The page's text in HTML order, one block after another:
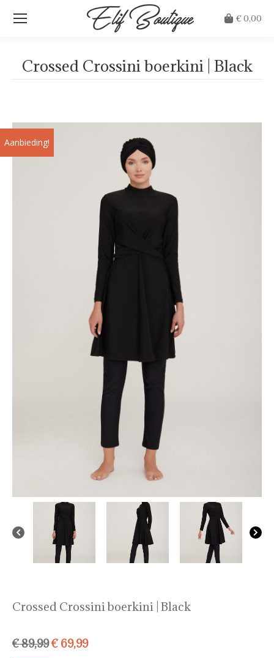
€0,00
Crossed Crossini boerkini | Black
Aanbieding!
Crossed Crossini boerkini | Black
€89,99Oorspronkelijke
€ 69,99Huidige